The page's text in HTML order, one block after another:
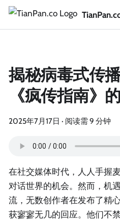
揭秘病毒式传
《疯传指南》
2025年7月17日 · 阅读需 9 分钟
在社交媒体时代，人人手握
对话世界的机会。然而，机
流，无数创作者在发布了精
获寥寥无几的回应。他们不